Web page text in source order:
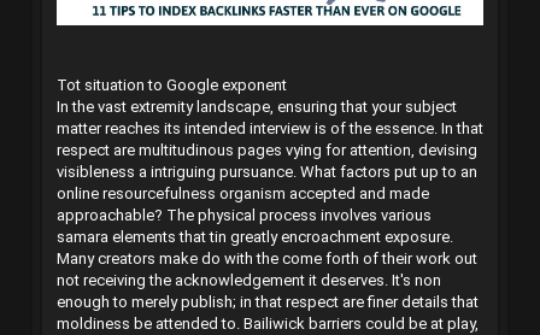
Tot situation to Google exponent
In the vast extremity landscape, ensuring that your subject
matter reaches its intended interview is of the essence. In that
respect are multitudinous pages vying for attention, devising
visibleness a intriguing pursuance. What factors put up to an
online resourcefulness organism accepted and made
approachable? The physical process involves various
samara elements that tin greatly encroachment exposure.
Many creators make do with the come forth of their work out
not receiving the acknowledgement it deserves. It's non
enough to merely publish; in that respect are finer details that
moldiness be attended to. Bailiwick barriers could be at play,